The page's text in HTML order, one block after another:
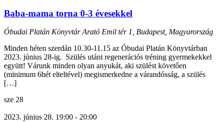
Baba-mama torna 0-3 évesekkel
Óbudai Platán KönyvtárArató Emil tér 1, Budapest, Magyarország
Minden héten szerdán 10.30-11.15 az Óbudai Platán Könyvtárban
2023. június 28-ig. Szülés utáni regenerációs tréning gyermekekkel
együtt! Várunk minden olyan anyukát, aki szülést követően
(minimum 6hét elteltével) megismerkedne a várandósság, a szülés
[…]
sze 28
2023. június 28. 19:00 - 20:00